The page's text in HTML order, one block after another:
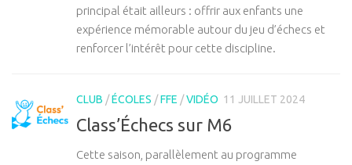
principal était ailleurs : offrir aux enfants une
expérience mémorable autour du jeu d’échecs et
renforcer l’intérêt pour cette discipline.
CLUB /ÉCOLES /FFE /VIDÉO 11 JUILLET 2024
Class’Échecs sur M6
Cette saison, parallèlement au programme